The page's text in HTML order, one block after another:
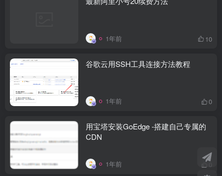
1年前 10
谷歌云用SSH工具连接方法教程
1年前 0
用宝塔安装GoEdge -搭建自己专属的
CDN
1年前 0